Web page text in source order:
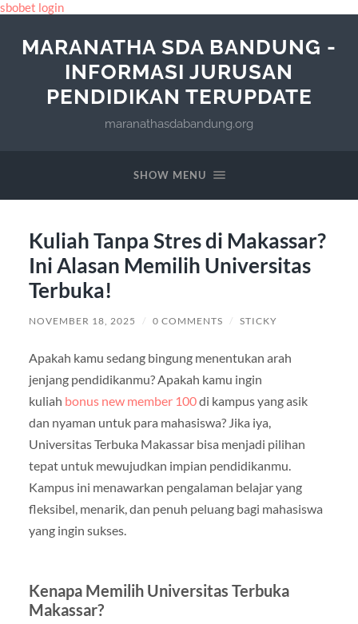
sbobet login
MARANATHA SDA BANDUNG -
INFORMASI JURUSAN
PENDIDIKAN TERUPDATE
maranathasdabandung.org
SHOW MENU
Kuliah Tanpa Stres di Makassar?
Ini Alasan Memilih Universitas
Terbuka!
NOVEMBER 18, 2025 / 0 COMMENTS / STICKY
Apakah kamu sedang bingung menentukan arah
jenjang pendidikanmu? Apakah kamu ingin
kuliah bonus new member 100di kampus yang asik
dan nyaman untuk para mahasiswa? Jika iya,
Universitas Terbuka Makassar bisa menjadi pilihan
tepat untuk mewujudkan impian pendidikanmu.
Kampus ini menawarkan pengalaman belajar yang
fleksibel, menarik, dan penuh peluang bagi mahasiswa
yang ingin sukses.
Kenapa Memilih Universitas Terbuka
Makassar?